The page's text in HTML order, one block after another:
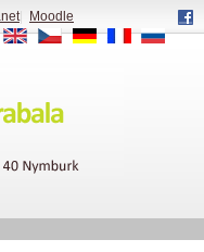
|
Moodle
EN
CS DE FR RU